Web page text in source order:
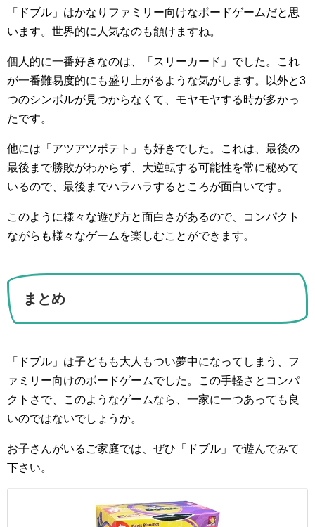
「ドブル」はかなりファミリー向けなボードゲームだと思
います。世界的に人気なのも頷けますね。
個人的に一番好きなのは、「スリーカード」でした。これ
が一番難易度的にも盛り上がるような気がします。以外と3
つのシンボルが見つからなくて、モヤモヤする時が多かっ
たです。
他には「アツアツポテト」も好きでした。これは、最後の
最後まで勝敗がわからず、大逆転する可能性を常に秘めて
いるので、最後までハラハラするところが面白いです。
このように様々な遊び方と面白さがあるので、コンパクト
ながらも様々なゲームを楽しむことができます。
まとめ
「ドブル」は子どもも大人もつい夢中になってしまう、フ
ァミリー向けのボードゲームでした。この手軽さとコンパ
クトさで、このようなゲームなら、一家に一つあっても良
いのではないでしょうか。
お子さんがいるご家庭では、ぜひ「ドブル」で遊んでみて
下さい。